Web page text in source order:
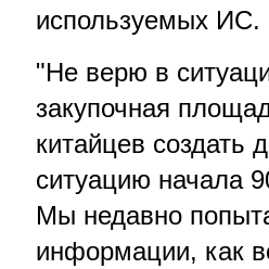
используемых ИС.
"Не верю в
закупочная
китайцев
ситуацию начала
Мы недавно
информации, как